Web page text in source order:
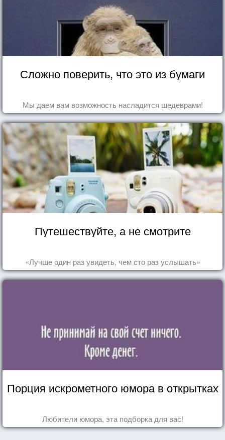
Сложно поверить, что это из бумаги
Мы даем вам возможность насладится шедеврами!
Путешествуйте, а не смотрите
«Лучше один раз увидеть, чем сто раз услышать»
Порция искрометного юмора в открытках
Любители юмора, эта подборка для вас!